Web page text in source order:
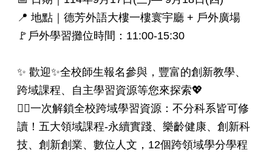
📍 地點｜德芳外語大樓一樓寰宇廳 + 戶外廣場
🚩戶外學習攤位時間：11:00-15:30
✨ 歡迎✨全校師生報名參與，豐富的創新教學、
跨域課程、自主學習資源等您來探索💖
🙋‍♀️一次解鎖全校跨域學習資源：不分科系皆可修
讀！五大領域課程-永續實踐、樂齡健康、創新科
技、創新創業、數位人文，12個跨領域學分學程